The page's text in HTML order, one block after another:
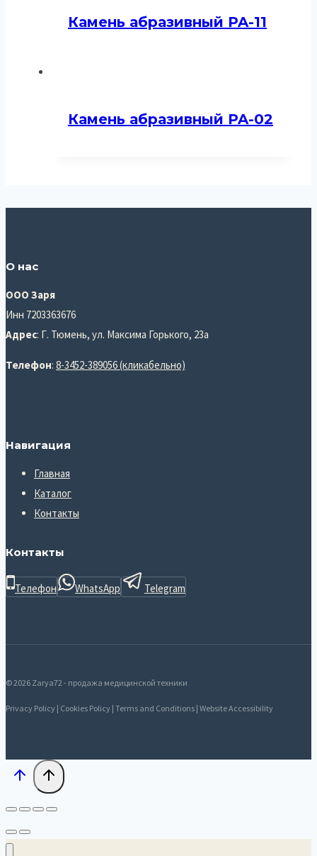
Камень абразивный PA-11
Камень абразивный PA-02
О нас
ООО Заря
Инн 7203363676
Адрес: Г. Тюмень, ул. Максима Горького, 23а
Телефон: 8-3452-389056 (кликабельно)
Навигация
Главная
Каталог
Контакты
Контакты
Телефон WhatsApp Telegram
© 2026 Zarya72 - продажа медицинской техники
Privacy Policy | Cookies Policy | Terms and Conditions | Website Accessibility